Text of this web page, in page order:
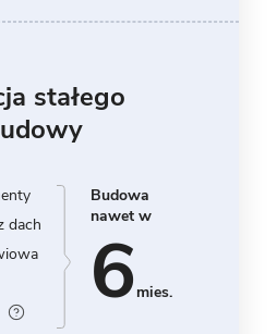
stałego
dach
Budowa
nawet w
6 mies.